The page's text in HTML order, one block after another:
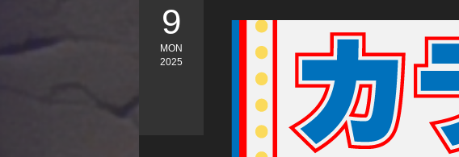
9
MON
2025